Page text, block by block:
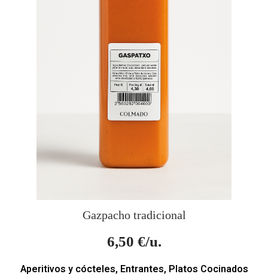
Gazpacho tradicional
6,50 €/u.
Aperitivos y cócteles, Entrantes, Platos Cocinados